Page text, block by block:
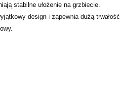
stabilne ułożenie na grzbiecie.
design i zapewnia dużą trwałość.